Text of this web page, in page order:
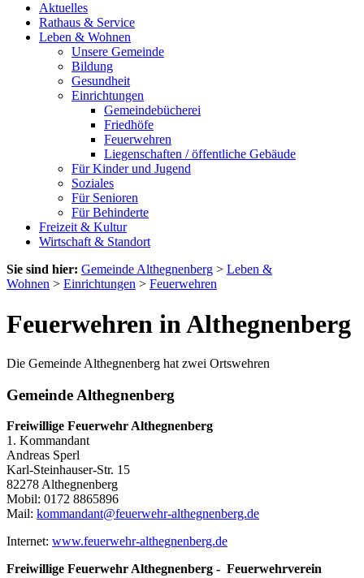
Aktuelles
Rathaus & Service
Leben & Wohnen
Unsere Gemeinde
Bildung
Gesundheit
Einrichtungen
Gemeindebücherei
Friedhöfe
Feuerwehren
Liegenschaften / öffentliche Gebäude
Für Kinder und Jugend
Soziales
Für Senioren
Für Behinderte
Freizeit & Kultur
Wirtschaft & Standort
Sie sind hier: Gemeinde Althegnenberg > Leben &
Wohnen > Einrichtungen > Feuerwehren
Feuerwehren in Althegnenberg
Die Gemeinde Althegnenberg hat zwei Ortswehren
Gemeinde Althegnenberg
Freiwillige Feuerwehr Althegnenberg
1. Kommandant
Andreas Sperl
Karl-Steinhauser-Str. 15
82278 Althegnenberg
Mobil: 0172 8865896
Mail: kommandant@feuerwehr-althegnenberg.de
Internet: www.feuerwehr-althegnenberg.de
Freiwillige Feuerwehr Althegnenberg - Feuerwehrverein